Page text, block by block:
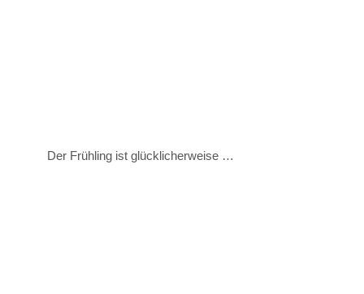
Der Frühling ist glücklicherweise …